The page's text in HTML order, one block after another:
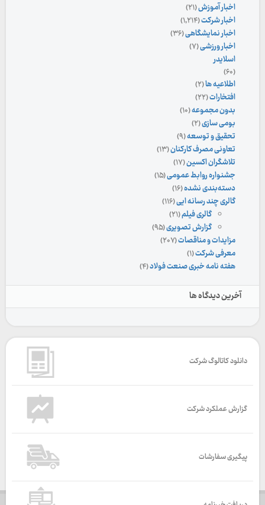
اخبار آموزش(۲۱)
اخبار شرکت(۱,۲۱۴)
اخبار نمایشگاهی(۳۶)
اخبار ورزشی(۷)
اسلایدر
(۶۰)
اطلاعیه ها(۲)
افتخارات(۲۲)
بدون مجموعه(۱۰)
بومی سازی(۲)
تحقیق و توسعه(۹)
تعاونی مصرف کارکنان(۱۳)
تلاشگران اکسین(۱۷)
جشنواره روابط عمومی(۱۵)
دسته‌بندی نشده(۱۶)
گالری چند رسانه ایی(۱۱۶)
گالری فیلم(۲۱)
گزارش تصویری(۹۵)
مزایدات و مناقصات(۲۰۷)
معرفی شرکت(۱)
هفته نامه خبری صنعت فولاد(۴)
آخرین دیدگاه ها
دانلود کاتالوگ شرکت
گزارش عملکرد شرکت
پیگیری سفارشات